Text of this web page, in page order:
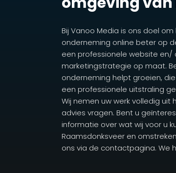
Bij Vanoo Media is ons doel
onderneming online beter op
een professionele website
marketingstrategie op maat.
onderneming helpt groeien,
een professionele uitstraling
Wij nemen uw werk volledig
advies vragen. Bent u
informatie over wat wij voor u
Raamsdonksveer en
ons via de contactpagina. We